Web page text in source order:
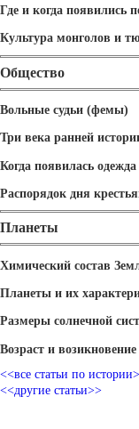
Где и когда появились
Культура монголов и
Общество
Вольные судьи (фемы)
Три века ранней
Когда появилась одежда
Распорядок дня
Планеты
Химический состав
Планеты и их
Размеры солнечной
Возраст и
<<все статьи по
<<другие статьи>>